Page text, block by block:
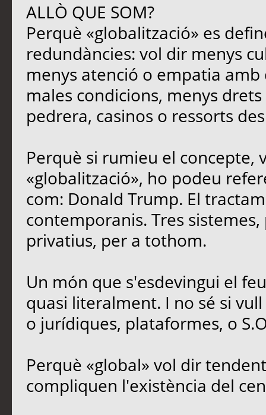
ALLÒ QUE SOM?
Perquè «globalització» es
redundàncies: vol dir menys
menys atenció o empatia
males condicions, menys
pedrera, casinos o ressorts
Perquè si rumieu el concepte,
«globalització», ho podeu
com: Donald Trump. El
contemporanis. Tres
privatius, per a tothom.
Un món que s'esdevingui el
quasi literalment. I no sé si
o jurídiques, plataformes, o
Perquè «global» vol dir
compliquen l'existència del